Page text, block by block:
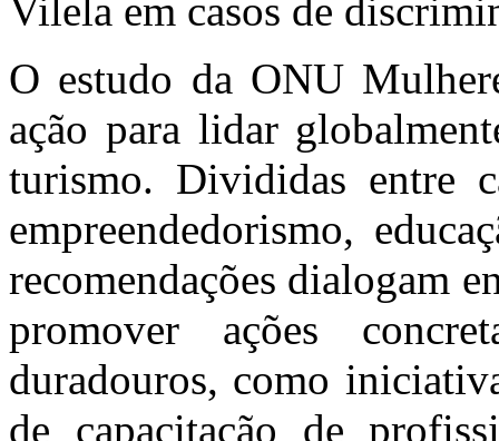
Vilela em casos de
O estudo da ONU
ação para lidar
turismo. Divididas entre
empreendedorismo,
recomendações dialogam
promover ações
duradouros, como
de capacitação de